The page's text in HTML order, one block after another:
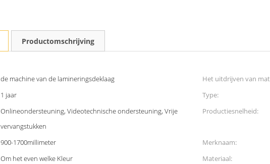
Productomschrijving
de machine van de lamineringsdeklaag Het uitdrijven van
1 jaar Type:
Onlineondersteuning, Videotechnische ondersteuning, Vrije
vervangstukken
Productiesnelheid:
900-1700millimeter Merknaam:
Om het even welke Kleur Materiaal: